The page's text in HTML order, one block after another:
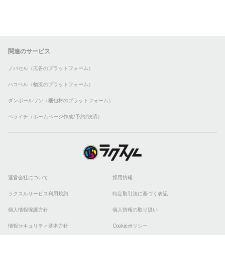
関連のサービス
ノバセル（広告のプラットフォーム）
ハコベル（物流のプラットフォーム）
ダンボールワン（梱包材のプラットフォーム）
ペライチ（ホームページ作成/予約/決済）
運営会社について 採用情報
ラクスルサービス利用規約 特定取引法に基づく表記
個人情報保護方針 個人情報の取り扱い
情報セキュリティ基本方針 Cookieポリシー